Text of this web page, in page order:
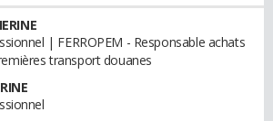
| FERROPEM - Responsable achats
transport douanes